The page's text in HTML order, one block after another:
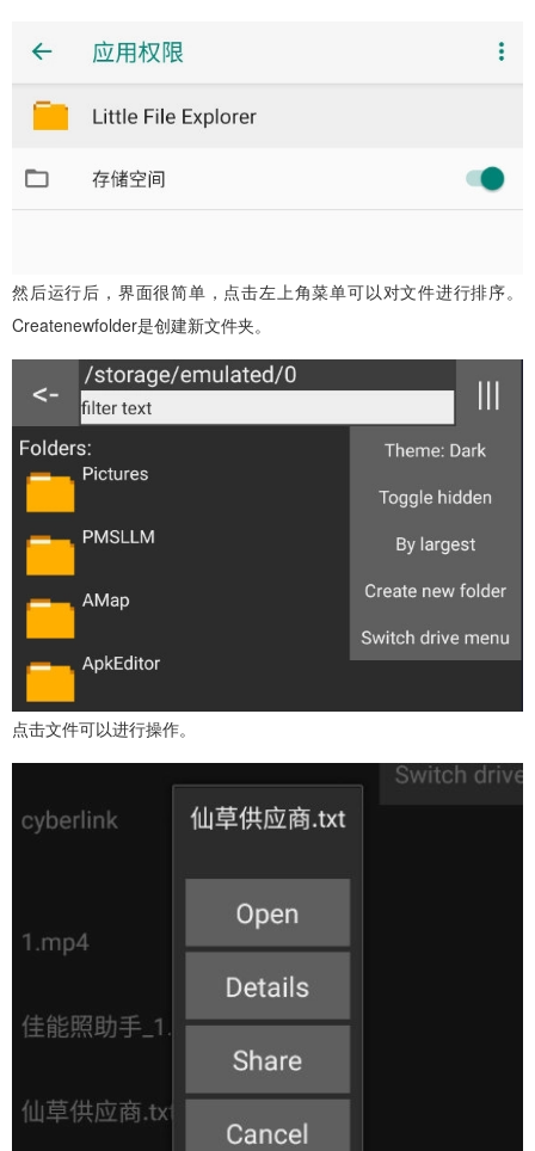
然后运行后，界面很简单，点击左上角菜单可以对文件进行排序。
Createnewfolder是创建新文件夹。
点击文件可以进行操作。